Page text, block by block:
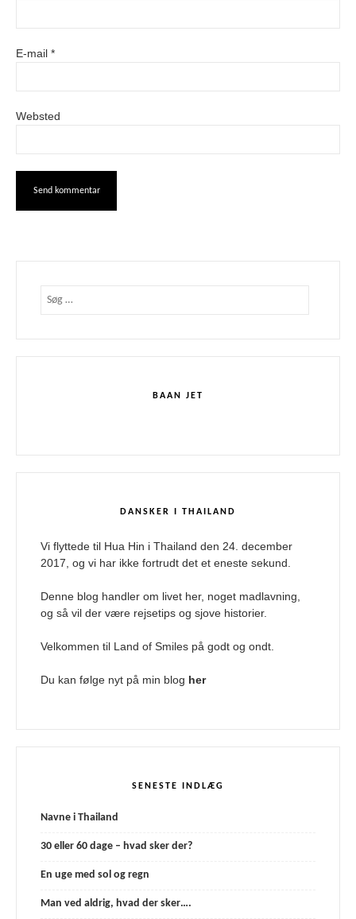
E-mail *
Websted
BAAN JET
DANSKER I THAILAND
Vi flyttede til Hua Hin i Thailand den 24. december
2017, og vi har ikke fortrudt det et eneste sekund.
Denne blog handler om livet her, noget madlavning,
og så vil der være rejsetips og sjove historier.
Velkommen til Land of Smiles på godt og ondt.
Du kan følge nyt på min blog her
SENESTE INDLÆG
Navne i Thailand
30 eller 60 dage – hvad sker der?
En uge med sol og regn
Man ved aldrig, hvad der sker….